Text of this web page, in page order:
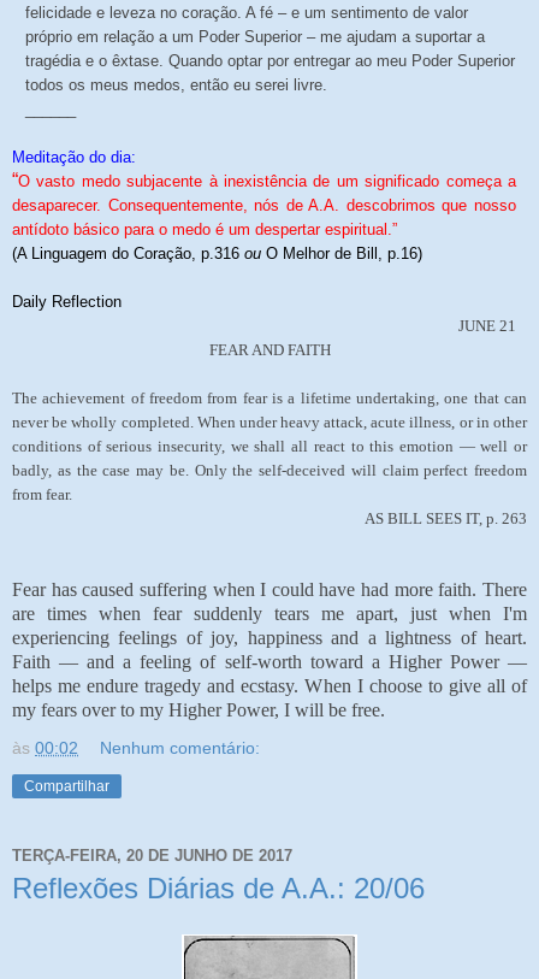
felicidade e leveza no coração. A fé – e um sentimento de valor
próprio em relação a um Poder Superior – me ajudam a suportar a
tragédia e o êxtase. Quando optar por entregar ao meu Poder Superior
todos os meus medos, então eu serei livre.
Meditação do dia:
“O vasto medo subjacente à inexistência de um significado começa a
desaparecer. Consequentemente, nós de A.A. descobrimos que nosso
antídoto básico para o medo é um despertar espiritual.”
(A Linguagem do Coração, p.316 ou O Melhor de Bill, p.16)
Daily Reflection
JUNE 21
FEAR AND FAITH
The achievement of freedom from fear is a lifetime undertaking, one that can
never be wholly completed. When under heavy attack, acute illness, or in other
conditions of serious insecurity, we shall all react to this emotion — well or
badly, as the case may be. Only the self-deceived will claim perfect freedom
from fear.
AS BILL SEES IT, p. 263
Fear has caused suffering when I could have had more faith. There
are times when fear suddenly tears me apart, just when I'm
experiencing feelings of joy, happiness and a lightness of heart.
Faith — and a feeling of self-worth toward a Higher Power —
helps me endure tragedy and ecstasy. When I choose to give all of
my fears over to my Higher Power, I will be free.
às 00:02 Nenhum comentário:
Compartilhar
TERÇA-FEIRA, 20 DE JUNHO DE 2017
Reflexões Diárias de A.A.: 20/06